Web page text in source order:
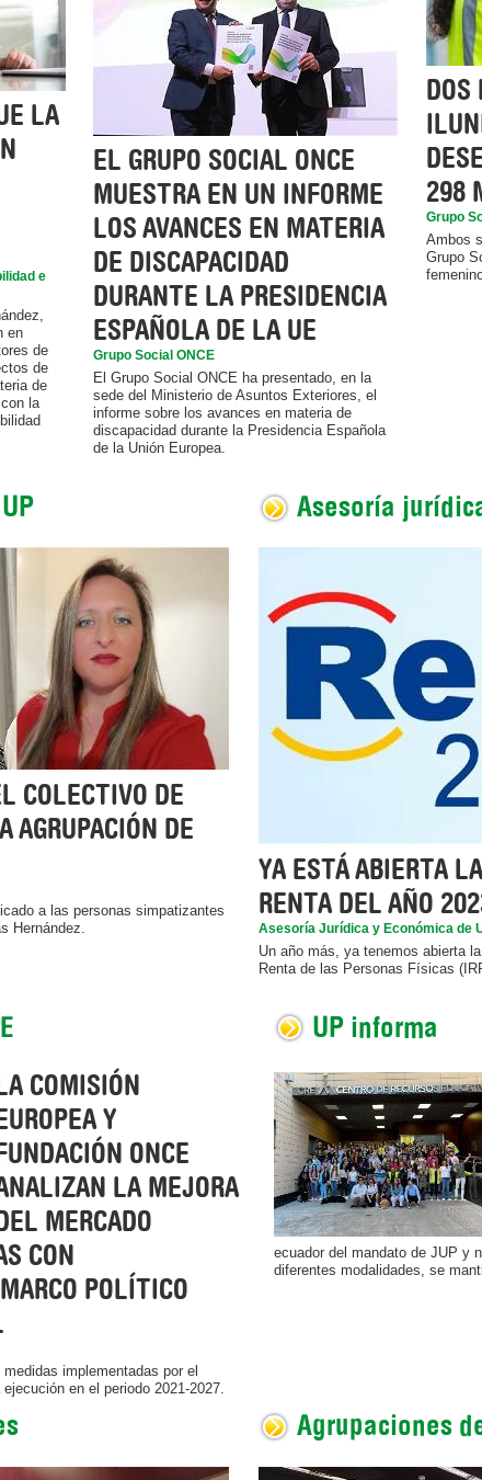
LA
e
en
de
de
de
la
EL GRUPO SOCIAL ONCE
MUESTRA EN UN INFORME
LOS AVANCES EN MATERIA
DE DISCAPACIDAD
DURANTE LA PRESIDENCIA
ESPAÑOLA DE LA UE
Grupo Social ONCE
El Grupo Social ONCE ha presentado, en la
sede del Ministerio de Asuntos Exteriores, el
informe sobre los avances en materia de
discapacidad durante la Presidencia Española
de la Unión Europea.
DOS
298
Grupo
Ambos
Grupo
COLECTIVO DE
DE
a las personas simpatizantes
Hernández.
Asesoría
YA ESTÁ ABIERTA
RENTA DEL AÑO
Asesoría Jurídica y Económica de
Un año más, ya tenemos abierta
Renta de las Personas Físicas
COMISIÓN
Y
ONCE
LA MEJORA
MERCADO
CON
POLÍTICO
implementadas por el
en el periodo 2021-2027.
UP informa
ecuador del mandato de JUP y
diferentes modalidades, se
Agrupaciones